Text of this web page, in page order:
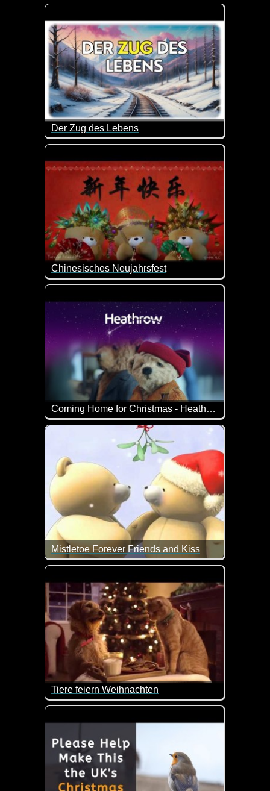
Wenn das nicht mal wieder super herzig ist.
Der Zug des Lebens
Das Leben ist wie eine Zugfahrt - voller
Chinesisches Neujahrsfest
Ein richtig schönes Video zum Chinesischen
Coming Home for Christmas - Heathrow Airport
Heimkommen an Weihnachen - ist das nicht was
Mistletoe Forever Friends and Kiss
Wie lieb ist das denn. Ein Weihnachts-Küsschen
Tiere feiern Weihnachten
Wie lieb und friedlich hier das Weihnachtsfest ist.